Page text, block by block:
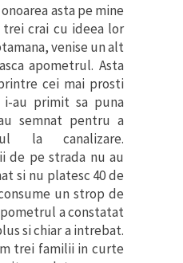
asta pe mine
trei crai cu ideea lor
venise un alt
apometrul. Asta
cei mai prosti
au primit sa puna
semnat pentru a
la canalizare.
de pe strada nu au
si nu platesc 40 de
un strop de
a constatat
si chiar a intrebat.
trei familii in curte